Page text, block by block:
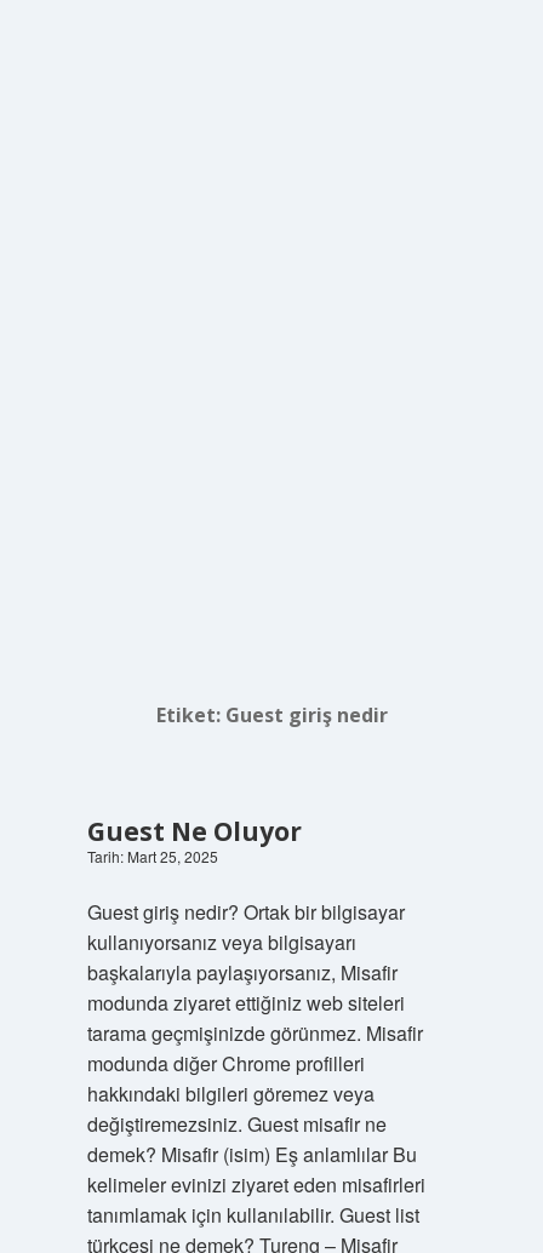
Etiket: Guest giriş nedir
Guest Ne Oluyor
Tarih: Mart 25, 2025
Guest giriş nedir? Ortak bir bilgisayar
kullanıyorsanız veya bilgisayarı
başkalarıyla paylaşıyorsanız, Misafir
modunda ziyaret ettiğiniz web siteleri
tarama geçmişinizde görünmez. Misafir
modunda diğer Chrome profilleri
hakkındaki bilgileri göremez veya
değiştiremezsiniz. Guest misafir ne
demek? Misafir (isim) Eş anlamlılar Bu
kelimeler evinizi ziyaret eden misafirleri
tanımlamak için kullanılabilir. Guest list
türkçesi ne demek? Tureng – Misafir